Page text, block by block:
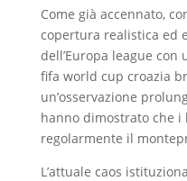
Come già accennato,
copertura realistica ed
dell’Europa league con
fifa world cup croazia
un’osservazione
hanno dimostrato che
regolarmente il
L’attuale caos